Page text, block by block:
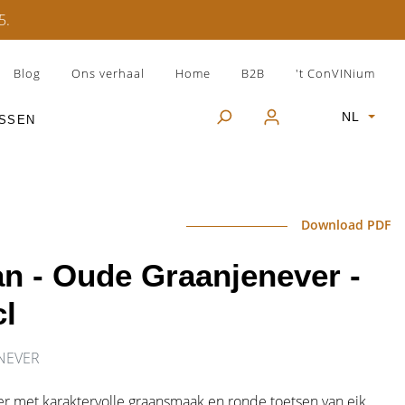
Blog Ons verhaal Home B2B 't ConVINium
FRANKRIJK
GESCHENKVERPAKKINGEN
GIN
NL
Download PDF
- Oude Graanjenever -